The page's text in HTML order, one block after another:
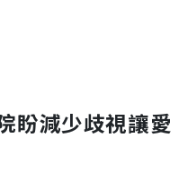
盼減少歧視讓愛